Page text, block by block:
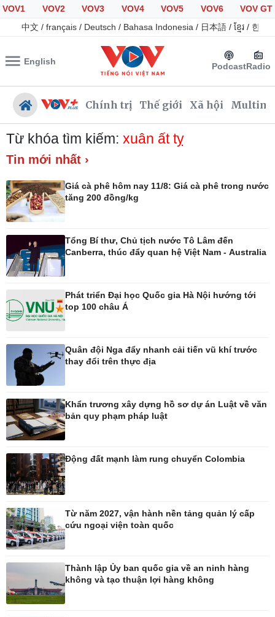
VOV1 VOV2 VOV3 VOV4 VOV5 VOV6
VOV GT
中文 / français / Deutsch / Bahasa Indonesia / 日本語 / ខ្មែរ / 한국
English PodcastRadio
Chính trị Thế giới Xã hội
Đảng
Tổ chức nhân sự
Quốc hội
Việc làm
Biển đảo
Thế giới
Quan sát
Hồ sơ
Multimedia
Infographic
Kinh tế
Bất động sản
Khởi nghiệp
Tiêu dùng
Xổ số 3 miền
Pháp luật
Vụ án
Tin nóng
Tư vấn luật
Thể thao
Bóng đá quốc tế
Thế giới thể thao
Lịch thi đấu bóng đá
Từ khóa tìm kiếm: xuân ất tỵ
Tin mới nhất ›
Giá cà phê hôm nay 11/8: Giá cà phê trong nước
tăng 200 đồng/kg
Tổng Bí thư, Chủ tịch nước Tô Lâm đến
Canberra, thúc đẩy quan hệ Việt Nam - Australia
Phát triển Đại học Quốc gia Hà Nội hướng tới
top 100 châu Á
Quân đội Nga đẩy nhanh cải tiến vũ khí trước
thay đổi trên thực địa
Khẩn trương xây dựng hồ sơ dự án Luật về văn
bản quy phạm pháp luật
Động đất mạnh làm rung chuyển Colombia
Từ năm 2027, vận hành nền tảng quản lý cấp
cứu ngoại viện toàn quốc
Thành lập Ủy ban quốc gia về an ninh hàng
không và tạo thuận lợi hàng không